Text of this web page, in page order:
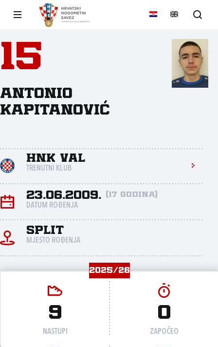
15
Antonio
Kapitanović
HNK Val
TRENUTNI KLUB
23.06.2009. (17 godina)
DATUM ROĐENJA
Split
MJESTO ROĐENJA
2025/26
9
NASTUPI
0
ZAPOČEO